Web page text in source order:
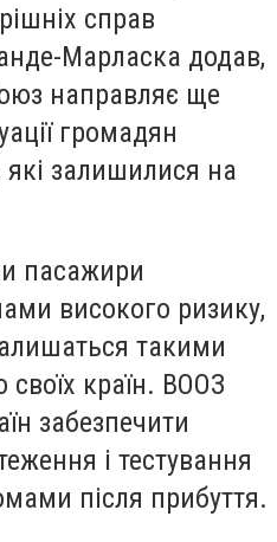
справ
Марласка додав,
направляє ще
громадян
які залишилися на
пасажири
високого ризику,
такими
своїх країн. ВООЗ
забезпечити
і тестування
після прибуття.